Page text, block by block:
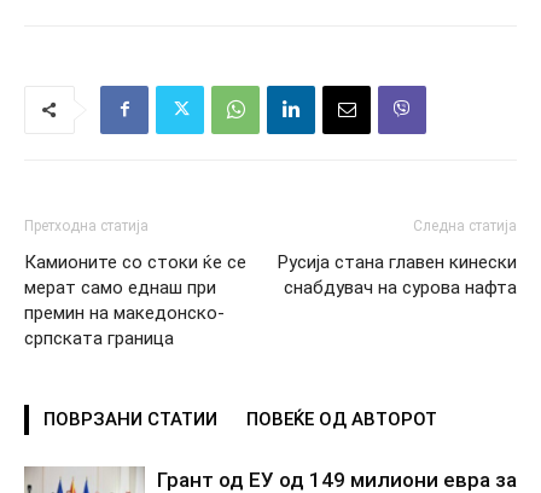
Претходна статија
Камионите со стоки ќе се
мерат само еднаш при
премин на македонско-
српската граница
Следна статија
Русија стана главен кинески
снабдувач на сурова нафта
ПОВРЗАНИ СТАТИИ ПОВЕЌЕ ОД АВТОРОТ
Грант од ЕУ од 149 милиони евра за